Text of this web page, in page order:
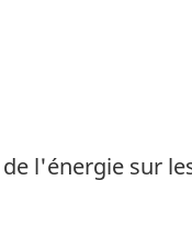
l'énergie sur